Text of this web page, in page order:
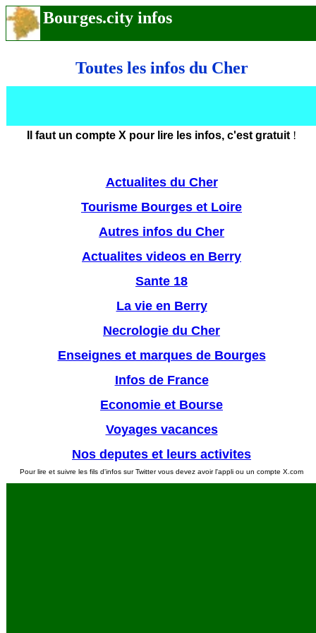
Bourges.city infos
Toutes les infos du Cher
Il faut un compte X pour lire les infos, c'est gratuit !
Actualites du Cher
Tourisme Bourges et Loire
Autres infos du Cher
Actualites videos en Berry
Sante 18
La vie en Berry
Necrologie du Cher
Enseignes et marques de Bourges
Infos de France
Economie et Bourse
Voyages vacances
Nos deputes et leurs activites
Pour lire et suivre les fils d'infos sur Twitter vous devez avoir l'appli ou un compte X.com